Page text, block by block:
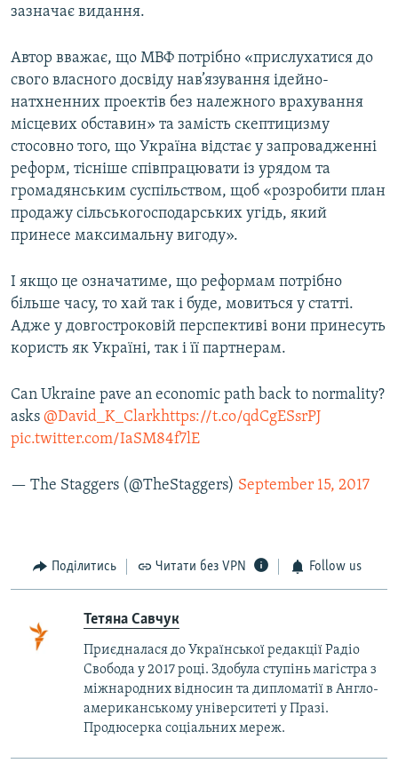
зазначає видання.
Автор вважає, що МВФ потрібно «прислухатися до
свого власного досвіду нав’язування ідейно-
натхненних проектів без належного врахування
місцевих обставин» та замість скептицизму
стосовно того, що Україна відстає у запровадженні
реформ, тісніше співпрацювати із урядом та
громадянським суспільством, щоб «розробити план
продажу сільськогосподарських угідь, який
принесе максимальну вигоду».
І якщо це означатиме, що реформам потрібно
більше часу, то хай так і буде, мовиться у статті.
Адже у довгостроковій перспективі вони принесуть
користь як Україні, так і її партнерам.
Can Ukraine pave an economic path back to normality?
asks @David_K_Clarkhttps://t.co/qdCgESsrPJ
pic.twitter.com/IaSM84f7lE
— The Staggers (@TheStaggers) September 15, 2017
Поділитись Читати без VPN Follow us
Тетяна Савчук
Приєдналася до Української редакції Радіо
Свобода у 2017 році. Здобула ступінь магістра з
міжнародних відносин та дипломатії в Англо-
американському університеті у Празі.
Продюсерка соціальних мереж.